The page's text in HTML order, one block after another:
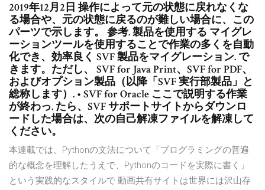
2019年12月2日 操作によって元の状態に戻れなくな
る場合や、元の状態に戻るのが難しい場合に、この
パーツで示します。 参考. 製品を使用する マイグレ
ーションツールを使用することで作業の多くを自動
化でき、効率良く SVF 製品をマイグレーション. で
きます。ただし、 SVF for Java Print、SVF for PDF、
およびオプション製品（以降「SVF 実行部製品」と
総称します）. • SVF for Oracle ここで説明する作業
が終わっ. たら、SVF サポートサイトからダウンロ
ードした場合は、次の自己解凍ファイルを解凍して
ください。
本連載では、Pythonの文法について「プログラミングの普遍
的な概念を理解したうえで、Pythonのコードを実際に書く」
という実践的なスタイルで 動画共有サイトは世界には沢山存